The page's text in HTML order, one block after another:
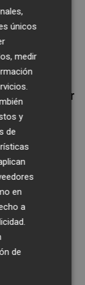
trata de
una
o
una buena
el
con
Itziar
, Isaura
Salud
,
del
de
de
únicos
medir
y
de
en
a
de